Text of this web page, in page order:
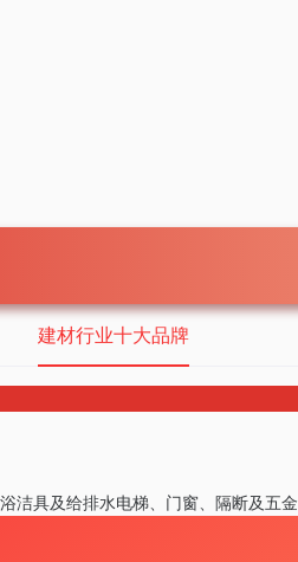
建材行业十大品牌
洁具及给排水电梯、门窗、隔断及五金